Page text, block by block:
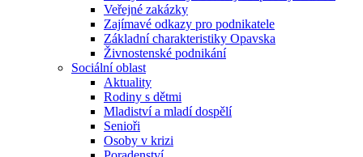
Veřejné zakázky
Zajímavé odkazy pro podnikatele
Základní charakteristiky Opavska
Živnostenské podnikání
Sociální oblast
Aktuality
Rodiny s dětmi
Mladiství a mladí dospělí
Senioři
Osoby v krizi